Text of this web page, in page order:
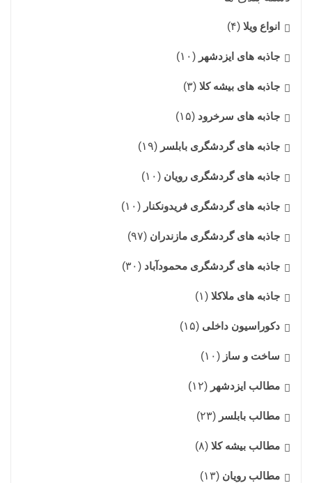
انواع ویلا (۴)
جاذبه های ایزدشهر (۱۰)
جاذبه های بیشه کلا (۳)
جاذبه های سرخرود (۱۵)
جاذبه های گردشگری بابلسر (۱۹)
جاذبه های گردشگری رویان (۱۰)
جاذبه های گردشگری فریدونکنار (۱۰)
جاذبه های گردشگری مازندران (۹۷)
جاذبه های گردشگری محمودآباد (۳۰)
جاذبه های ملاکلا (۱)
دکوراسیون داخلی (۱۵)
ساخت و ساز (۱۰)
مطالب ایزدشهر (۱۲)
مطالب بابلسر (۲۳)
مطالب بیشه کلا (۸)
مطالب رویان (۱۳)